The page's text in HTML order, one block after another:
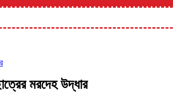
মরদেহ উদ্ধার